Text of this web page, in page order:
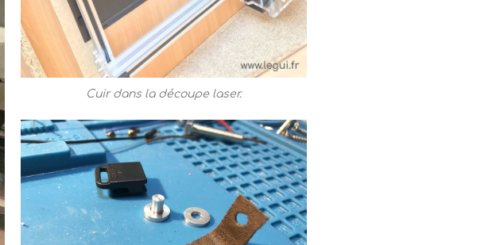
Cuir dans la découpe laser.